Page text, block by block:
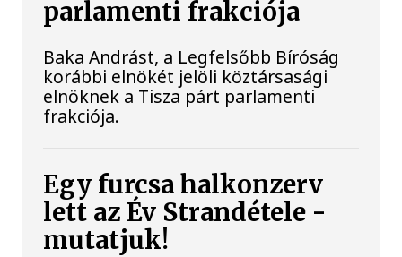
parlamenti frakciója
Baka Andrást, a Legfelsőbb Bíróság
korábbi elnökét jelöli köztársasági
elnöknek a Tisza párt parlamenti
frakciója.
Egy furcsa halkonzerv
lett az Év Strandétele -
mutatjuk!